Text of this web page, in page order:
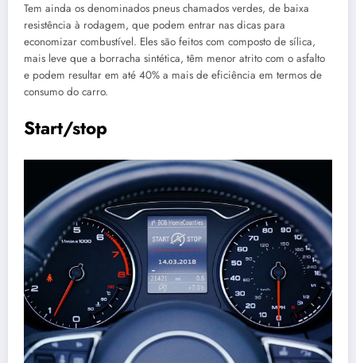
Tem ainda os denominados pneus chamados verdes, de baixa
resistência à rodagem, que podem entrar nas dicas para
economizar combustível. Eles são feitos com composto de sílica,
mais leve que a borracha sintética, têm menor atrito com o asfalto
e podem resultar em até 40% a mais de eficiência em termos de
consumo do carro.
Start/stop